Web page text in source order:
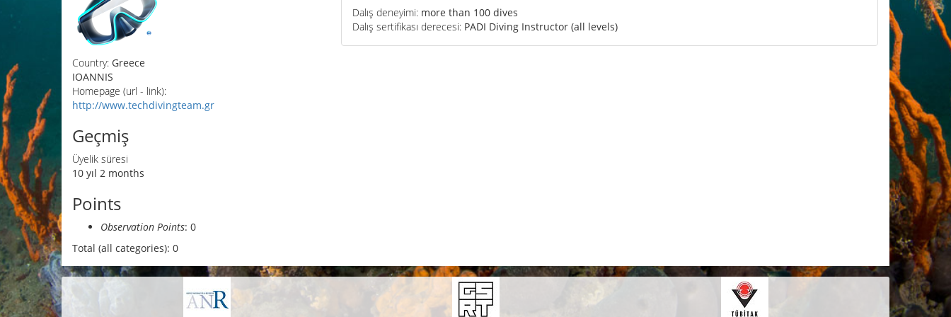
Country: Greece
IOANNIS
Homepage (url - link):
http://www.techdivingteam.gr
Geçmiş
Üyelik süresi
10 yıl 2 months
Points
Observation Points: 0
Total (all categories): 0
Dalış deneyimi: more than 100 dives
Dalış sertifikası derecesi: PADI Diving Instructor (all levels)